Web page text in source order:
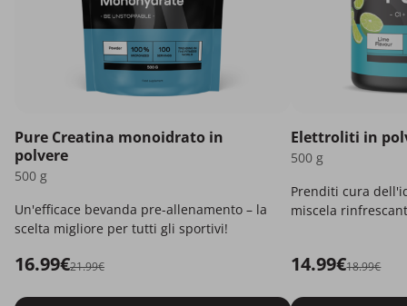
Pure Creatina monoidrato in
polvere
500 g
Un'efficace bevanda pre-allenamento – la
scelta migliore per tutti gli sportivi!
16.99€21.99€
Elettroliti in
500 g
Prenditi cura
miscela
14.99€18.99€